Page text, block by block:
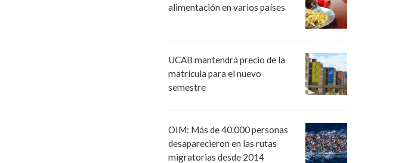
alimentación en varios países
UCAB mantendrá precio de la
matrícula para el nuevo
semestre
OIM: Más de 40.000 personas
desaparecieron en las rutas
migratorias desde 2014